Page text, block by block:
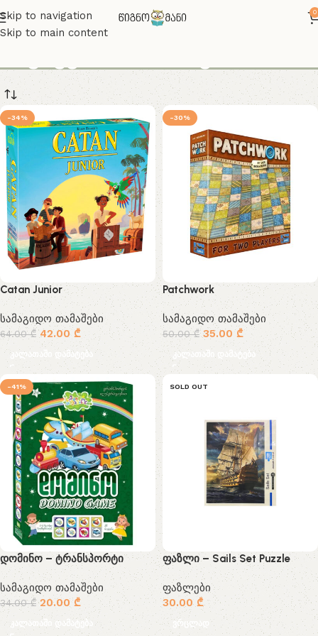
Skip to navigation
Skip to main content
0
-34%
Catan Junior
სამაგიდო თამაშები
64.00₾ 42.00 ₾
კალათაში დამატება
-30%
Patchwork
სამაგიდო თამაშები
50.00₾ 35.00₾
კალათაში დამატება
-41%
დომინო – ტრანსპორტი
სამაგიდო თამაშები
34.00₾ 20.00₾
კალათაში დამატება
SOLD OUT
ფაზლი – Sails Set Puzzle
ფაზლები
30.00 ₾
ვრცლად